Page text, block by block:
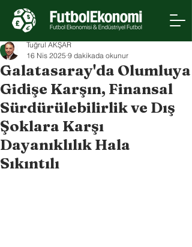
Galatasaray'da Olumluya
Gidişe Karşın, Finansal
Sürdürülebilirlik ve Dış
Şoklara Karşı
Dayanıklılık Hala
Sıkıntılı
Tuğrul AKŞAR
16 Nis 2025 9 dakikada okunur